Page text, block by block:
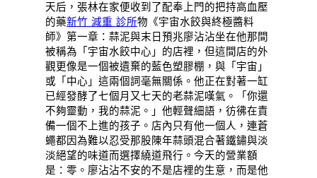
天后，張林在家便收到了配奉上門的把持高血壓
的藥新竹 減重 診所物《宇宙水餃與終極醬料
師》第一章：蒜泥與末日預兆廖沾沾坐在他那間
被稱為「宇宙水餃中心」的店裡，但這間店的外
觀更像是一個被遺棄的藍色塑膠棚，與「宇宙」
或「中心」這兩個詞毫無關係。他正在對著一缸
已經發酵了七個月又七天的老蒜泥嘆氣。「你還
不夠靈動，我的蒜泥。」他輕聲細語，彷彿在責
備一個不上進的孩子。店內只有他一個人，連蒼
蠅都因為難以忍受那股陳年蒜頭混合著鐵鏽與淡
淡絕望的味道而選擇繞道飛行。今天的營業額
是：零。廖沾沾不安的不是店裡的生意，而是他